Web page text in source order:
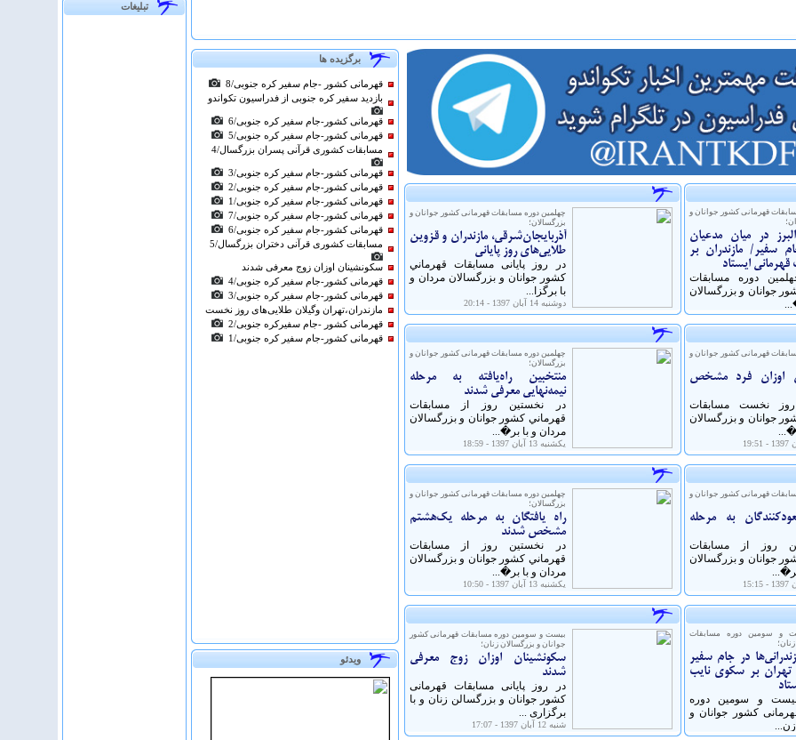
تبلیغات
برگزیده ها
قهرمانی كشور -جام سفیر کره جنوبی/8
بازدید سفیر کره جنوبی از فدراسیون تکواندو
قهرمانی كشور-جام سفیر کره جنوبی/6
قهرمانی كشور-جام سفیر کره جنوبی/5
مسابقات کشوری قرآنی پسران بزرگسال/4
قهرمانی كشور-جام سفیر کره جنوبی/3
قهرمانی كشور-جام سفیر کره جنوبی/2
قهرمانی كشور-جام سفیر کره جنوبی/1
قهرمانی كشور-جام سفیر کره جنوبی/7
قهرمانی كشور-جام سفیر کره جنوبی/6
مسابقات کشوری قرآنی دختران بزرگسال/5
سکونشینان اوزان زوج معرفی شدند
قهرمانی كشور-جام سفیر کره جنوبی/4
قهرمانی كشور-جام سفیر کره جنوبی/3
مازندران،تهران وگیلان طلایی‌های روز نخست
قهرمانی كشور -جام سفیرکره جنوبی/2
قهرمانی كشور-جام سفیر کره جنوبی/1
ویدئو
قهرمانی کشور جوانان و
در میان مدعیان
سفیر/ مازندران بر
ایستاد
دوره مسابقات
جوانان و بزرگسالان
چهلمین دوره مسابقات قهرمانی کشور جوانان و
بزرگسالان؛
آذربایجان‌شرقی، مازندران و قزوین
طلایی‌های روز پایانی
در روز پایانی مسابقات قهرماني
كشور جوانان و بزرگسالان مردان و
با برگزا...
دوشنبه 14 آبان 1397 - 20:14
قهرمانی کشور جوانان و
اوزان فرد مشخص
روز نخست مسابقات
جوانان و بزرگسالان
چهلمین دوره مسابقات قهرمانی کشور جوانان و
بزرگسالان؛
منتخبین راه‌یافته به مرحله
نیمه‌نهایی معرفی شدند
در نخستين روز از مسابقات
قهرماني كشور جوانان و بزرگسالان
مردان و با بر�...
يكشنبه 13 آبان 1397 - 18:59
قهرمانی کشور جوانان و
به مرحله
روز از مسابقات
جوانان و بزرگسالان
چهلمین دوره مسابقات قهرمانی کشور جوانان و
بزرگسالان؛
راه یافتگان به مرحله یک‌هشتم
مشخص شدند
در نخستين روز از مسابقات
قهرماني كشور جوانان و بزرگسالان
مردان و با بر�...
يكشنبه 13 آبان 1397 - 10:50
و سومین دوره مسابقات
در جام سفیر
تهران بر سکوی نایب
بیست و سومین دوره
کشور جوانان و
بیست و سومین دوره مسابقات قهرمانی کشور
جوانان و بزرگسالان زنان؛
سکونشینان اوزان زوج معرفی
شدند
در روز پایانی مسابقات قهرمانی
کشور جوانان و بزرگسالن زنان و با
برگزاری ...
شنبه 12 آبان 1397 - 17:07